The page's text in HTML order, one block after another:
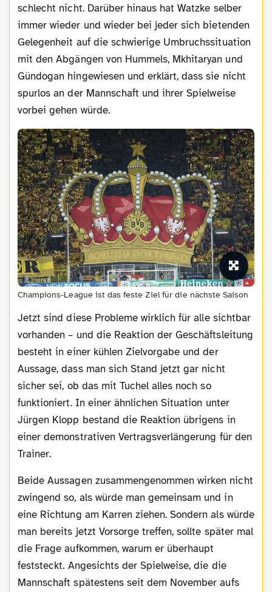
schlecht nicht. Darüber hinaus hat Watzke selber
immer wieder und wieder bei jeder sich bietenden
Gelegenheit auf die schwierige Umbruchssituation
mit den Abgängen von Hummels, Mkhitaryan und
Gündogan hingewiesen und erklärt, dass sie nicht
spurlos an der Mannschaft und ihrer Spielweise
vorbei gehen würde.
Champions-League ist das feste Ziel für die nächste Saison
Jetzt sind diese Probleme wirklich für alle sichtbar
vorhanden – und die Reaktion der Geschäftsleitung
besteht in einer kühlen Zielvorgabe und der
Aussage, dass man sich Stand jetzt gar nicht
sicher sei, ob das mit Tuchel alles noch so
funktioniert. In einer ähnlichen Situation unter
Jürgen Klopp bestand die Reaktion übrigens in
einer demonstrativen Vertragsverlängerung für den
Trainer.
Beide Aussagen zusammengenommen wirken nicht
zwingend so, als würde man gemeinsam und in
eine Richtung am Karren ziehen. Sondern als würde
man bereits jetzt Vorsorge treffen, sollte später mal
die Frage aufkommen, warum er überhaupt
feststeckt. Angesichts der Spielweise, die die
Mannschaft spätestens seit dem November aufs